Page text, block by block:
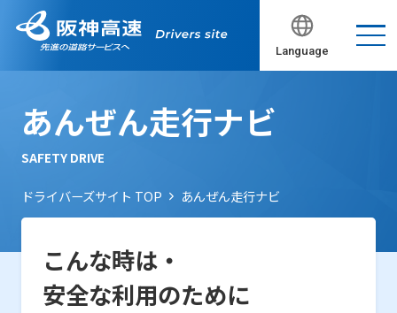
Language
あんぜん走行ナビ
SAFETY DRIVE
ドライバーズサイト TOP あんぜん走行ナビ
こんな時は・
安全な利用のために